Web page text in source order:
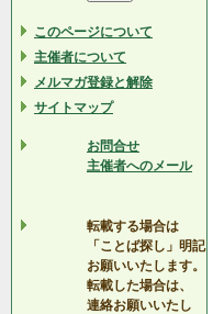
このページについて
主催者について
メルマガ登録と解除
サイトマップ
お問合せ
主催者へのメール
転載する場合は
「ことば探し」明記
お願いいたします。
転載した場合は、
連絡お願いいたし